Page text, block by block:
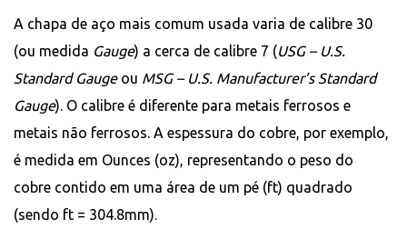
A chapa de aço mais comum usada varia de calibre 30
(ou medida Gauge) a cerca de calibre 7 (USG – U.S.
Standard Gaugeou MSG – U.S. Manufacturer’s Standard
Gauge). O calibre é diferente para metais ferrosos e
metais não ferrosos. A espessura do cobre, por exemplo,
é medida em Ounces (oz), representando o peso do
cobre contido em uma área de um pé (ft) quadrado
(sendo ft = 304.8mm).